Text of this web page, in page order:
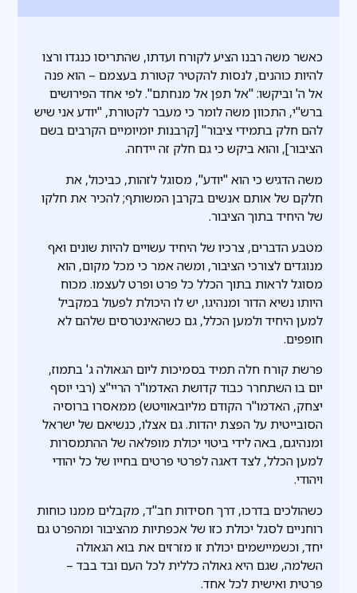
כאשר משה רבנו הציע לקורח ועדתו, שהתריסו כנגדו ורצו
להיות כוהנים, לנסות להקטיר קטורת בעצמם – הוא פנה
אל ה' וביקשו: "אל תפן אל מנחתם". לפי אחד הפירושים
ברש"י, התכוון משה לומר כי מעבר לקטורת, "יודע אני שיש
להם חלק בתמידי ציבור" [קרבנות יומיומיים הקרבים בשם
הציבור], והוא ביקש כי גם חלק זה יידחה.
משה הדגיש כי הוא "יודע", מסוגל לזהות, כביכול, את
חלקם של אותם אנשים בקרבן המשותף; להכיר את חלקו
של היחיד בתוך הציבור.
מטבע הדברים, צרכיו של היחיד עשויים להיות שונים ואף
מנוגדים לצורכי הציבור, ומשה אמר כי מכל מקום, הוא
מסוגל לראות בתוך הכלל כל פרט ופרט לעצמו. מכוח
היותו נשיא הדור ומנהיגו, יש לו היכולת לפעול במקביל
למען היחיד ולמען הכלל, גם כשהאינטרסים שלהם לא
חופפים.
פרשת קורח חלה תמיד בסמיכות ליום הגאולה ג' בתמוז,
יום בו השתחרר כבוד קדושת האדמו"ר הריי"צ (רבי יוסף
יצחק, האדמו"ר הקודם מליובאוויטש) ממאסרו ברוסיה
הסובייטית על הפצת יהדות. גם אצלו, כנשיאם של ישראל
ומנהיגם, באה לידי ביטוי יכולת מופלאה של ההתמסרות
למען הכלל, לצד דאגה לפרטי פרטים בחייו של כל יהודי
ויהודי.
כשהולכים בדרכו, דרך חסידות חב"ד, מקבלים ממנו כוחות
רוחניים לסגל יכולת כזו של אכפתיות מהציבור ומהפרט גם
יחד, וכשמיישמים יכולת זו מזרזים את בוא הגאולה
השלמה, שגם היא גאולה כללית לכל העם ובד בבד –
פרטית ואישית לכל אחד.